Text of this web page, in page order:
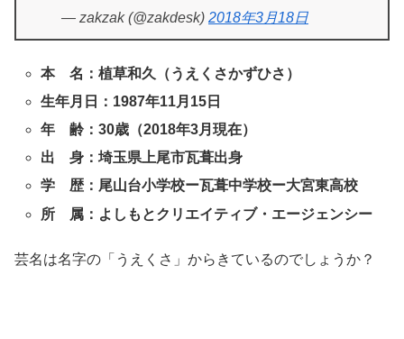
— zakzak (@zakdesk) 2018年3月18日
本 名：植草和久（うえくさかずひさ）
生年月日：1987年11月15日
年 齢：30歳（2018年3月現在）
出 身：埼玉県上尾市瓦葺出身
学 歴：尾山台小学校ー瓦葺中学校ー大宮東高校
所 属：よしもとクリエイティブ・エージェンシー
芸名は名字の「うえくさ」からきているのでしょうか？